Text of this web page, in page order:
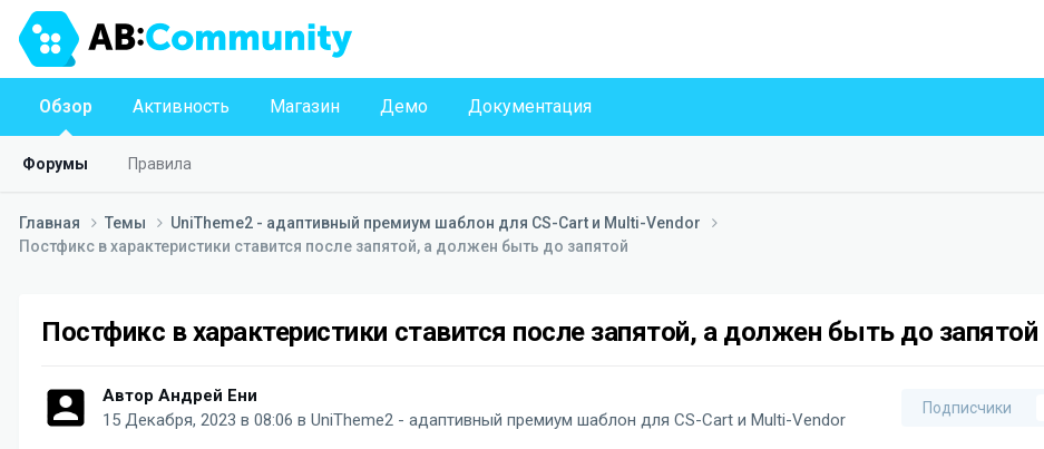
Обзор
Форумы Правила
Активность Магазин Демо Документация
Главная Темы
UniTheme2 - адаптивный премиум шаблон для CS-Cart и Multi-Vendor
Постфикс в характеристики ставится после запятой, а должен быть до запятой
Постфикс в характеристики ставится после запятой, а должен быть до запятой
Автор Андрей Ени
15 Декабря, 2023 в 08:06 в UniTheme2 - адаптивный премиум шаблон для CS-Cart и Multi-Vendor
Подписчики